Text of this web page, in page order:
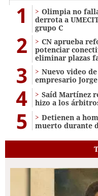
1
Olimpia no
derrota a
grupo C
2
CN aprueba
potenciar
eliminar plazas
3
Nuevo video
empresario
4
Saíd Martínez
hizo a los
5
Detienen a
muerto durante